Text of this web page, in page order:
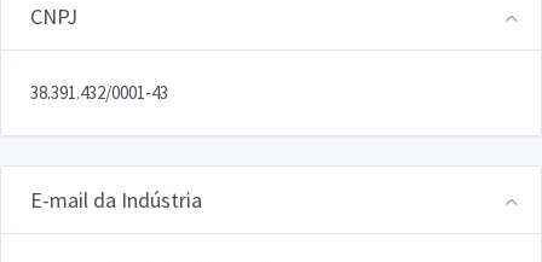
CNPJ
38.391.432/0001-43
E-mail da Indústria